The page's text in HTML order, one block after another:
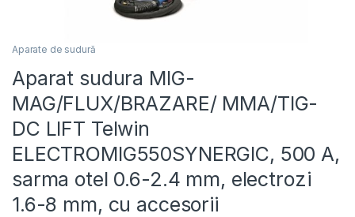
Aparate de sudură
Aparat sudura MIG-
MAG/FLUX/BRAZARE/ MMA/TIG-
DC LIFT Telwin
ELECTROMIG550SYNERGIC, 500 A,
sarma otel 0.6-2.4 mm, electrozi
1.6-8 mm, cu accesorii